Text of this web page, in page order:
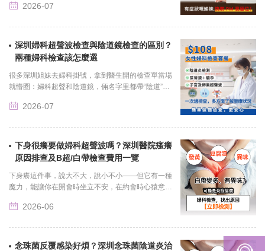
聯繫我們
時、檢查五分鐘......
2026-07
深圳婦科超聲波檢查與陰道鏡檢查的區別？
兩種婦科檢查該怎麼選
很多深圳姐妹去婦科掛號，拿到醫生開的檢查單當場
就懵圈：婦科超聲和陰道鏡，倆名字里都帶“陰道”，
其中一個，另一......
2026-07
下身很癢要做婦科超聲波嗎？深圳醫院瘙癢
原因排查及B超/白帶檢查費用一覽
下身癢這件事，說大不大，說小不小——但它有一種
魔力，能讓你在開會時坐立不安，在約會時心猿意
演完了一百集宮鬥劇......
2026-06
念珠菌反覆感染好煩？深圳念珠菌陰道炎治